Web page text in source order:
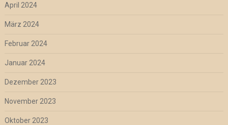
April 2024
März 2024
Februar 2024
Januar 2024
Dezember 2023
November 2023
Oktober 2023